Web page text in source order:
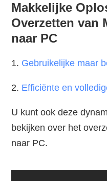
Makkelijke
Overzetten van
naar PC
1. Gebruikelijke maar
2. Efficiënte en
U kunt ook deze
bekijken over het
naar PC.